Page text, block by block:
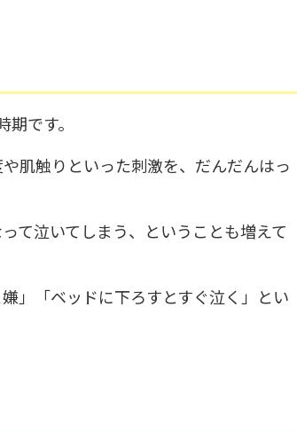
です。
肌触りといった刺激を、だんだんはっ
て泣いてしまう、ということも増えて
」「ベッドに下ろすとすぐ泣く」とい